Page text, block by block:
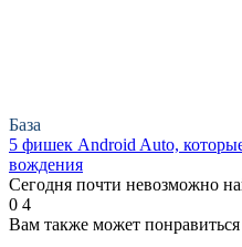
База
5 фишек Android Auto,
вождения
Сегодня почти невозможно
0 4
Вам также может понравиться